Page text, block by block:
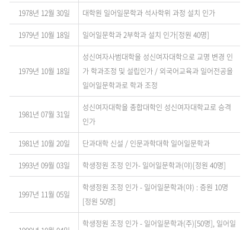
1978년 12월 30일 대학원 일어일문학과 석사학위 과정 설치 인가
1979년 10월 18일 일어일문학과 2부학과 설치 인가[정원 40명]
1979년 10월 18일
성신여자사범대학을 성신여자대학으로 교명 변경 인
가 학과조정 및 설립인가 / 외국어교육과 일어전공을
일어일문학과로 학과 조정
1981년 07월 31일
성신여자대학을 종합대학인 성신여자대학교로 승격
인가
1981년 10월 20일 단과대학 신설 / 인문과학대학 일어일문학과
1993년 09월 03일 학생정원 조정 인가- 일어일문학과(야)[정원 40명]
1997년 11월 05일
학생정원 조정 인가 - 일어일문학과(야) : 증원 10명
[정원 50명]
학생정원 조정 인가 - 일어일문학과(주)[50명], 일어일